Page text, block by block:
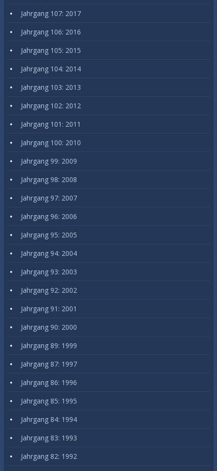
Jahrgang 107: 2017
Jahrgang 106: 2016
Jahrgang 105: 2015
Jahrgang 104: 2014
Jahrgang 103: 2013
Jahrgang 102: 2012
Jahrgang 101: 2011
Jahrgang 100: 2010
Jahrgang 99: 2009
Jahrgang 98: 2008
Jahrgang 97: 2007
Jahrgang 96: 2006
Jahrgang 95: 2005
Jahrgang 94: 2004
Jahrgang 93: 2003
Jahrgang 92: 2002
Jahrgang 91: 2001
Jahrgang 90: 2000
Jahrgang 89: 1999
Jahrgang 87: 1997
Jahrgang 86: 1996
Jahrgang 85: 1995
Jahrgang 84: 1994
Jahrgang 83: 1993
Jahrgang 82: 1992